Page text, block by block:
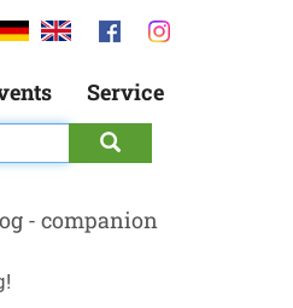
Service
- companion